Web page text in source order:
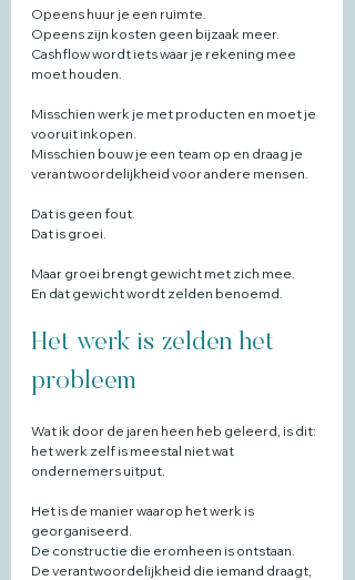
Opeens huur je een ruimte.
Opeens zijn kosten geen bijzaak meer.
Cashflow wordt iets waar je rekening mee
moet houden.
Misschien werk je met producten en moet je
vooruit inkopen.
Misschien bouw je een team op en draag je
verantwoordelijkheid voor andere mensen.
Dat is geen fout.
Dat is groei.
Maar groei brengt gewicht met zich mee.
En dat gewicht wordt zelden benoemd.
Het werk is zelden het
probleem
Wat ik door de jaren heen heb geleerd, is dit:
het werk zelf is meestal niet wat
ondernemers uitput.
Het is de manier waarop het werk is
georganiseerd.
De constructie die eromheen is ontstaan.
De verantwoordelijkheid die iemand draagt,